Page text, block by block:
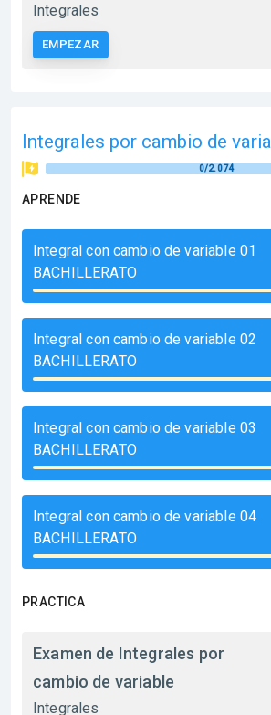
Integrales
EMPEZAR
Integrales por cambio de
0/2.074
APRENDE
Integral con cambio de variable 01
BACHILLERATO
Integral con cambio de variable 02
BACHILLERATO
Integral con cambio de variable 03
BACHILLERATO
Integral con cambio de variable 04
BACHILLERATO
PRACTICA
Examen de Integrales por
cambio de variable
Integrales